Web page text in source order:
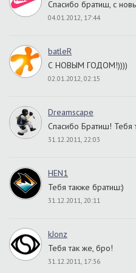
Спасибо братиш, с
04.01.2012, 17:44
batleR
С НОВЫМ ГОДОМ!))))
02.01.2012, 02:15
Dreamscape
Спасибо Братиш! Тебя
31.12.2011, 22:03
HEN1
Тебя также братиш:)
31.12.2011, 20:11
kJonz
Тебя так же, бро!
31.12.2011, 17:36